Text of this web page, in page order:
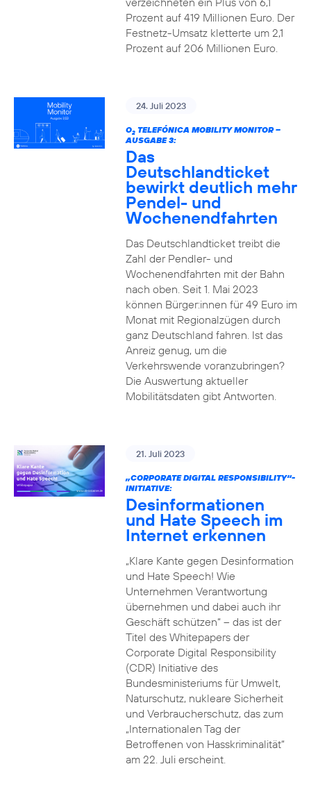
Prozent auf 419 Millionen Euro. Der
Festnetz-Umsatz kletterte um 2,1
Prozent auf 206 Millionen Euro.
24. Juli 2023
O2TELEFÓNICA MOBILITY MONITOR –
AUSGABE 3:
Das
Deutschlandticket
bewirkt deutlich mehr
Pendel- und
Wochenendfahrten
Das Deutschlandticket treibt die
Zahl der Pendler- und
Wochenendfahrten mit der Bahn
nach oben. Seit 1. Mai 2023
können Bürger:innen für 49 Euro im
Monat mit Regionalzügen durch
ganz Deutschland fahren. Ist das
Anreiz genug, um die
Verkehrswende voranzubringen?
Die Auswertung aktueller
Mobilitätsdaten gibt Antworten.
21. Juli 2023
„CORPORATE DIGITAL RESPONSIBILITY“-
INITIATIVE:
Desinformationen
und Hate Speech im
Internet erkennen
„Klare Kante gegen Desinformation
und Hate Speech! Wie
Unternehmen Verantwortung
übernehmen und dabei auch ihr
Geschäft schützen“ – das ist der
Titel des Whitepapers der
Corporate Digital Responsibility
(CDR) Initiative des
Bundesministeriums für Umwelt,
Naturschutz, nukleare Sicherheit
und Verbraucherschutz, das zum
„Internationalen Tag der
Betroffenen von Hasskriminalität“
am 22. Juli erscheint.